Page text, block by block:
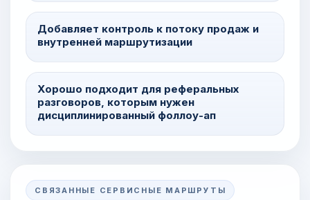
Добавляет контроль к потоку продаж и
внутренней маршрутизации
Хорошо подходит для реферальных
разговоров, которым нужен
дисциплинированный фоллоу-ап
СВЯЗАННЫЕ СЕРВИСНЫЕ МАРШРУТЫ